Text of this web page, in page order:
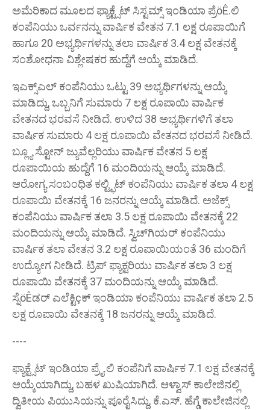
ಅಮೆರಿಕಾದ ಮೂಲದ ಫ್ಯಾಕ್ಟ್ಸೆಟ್ ಸಿಸ್ಟಮ್ಸ್ ಇಂಡಿಯಾ ಪ್ರೆöÊ.ಲಿ
ಕಂಪೆನಿಯು ಒರ್ವನನ್ನು ವಾರ್ಷಿಕ ವೇತನ 7.1 ಲಕ್ಷ ರೂಪಾಯಿಗೆ
ಹಾಗೂ 20 ಅಭ್ಯರ್ಥಿಗಳನ್ನು ತಲಾ ವಾರ್ಷಿಕ 3.4 ಲಕ್ಷ ವೇತನಕ್ಕೆ
ಸಂಶೋಧನಾ ವಿಶ್ಲೇಷಕರ ಹುದ್ದೆಗೆ ಆಯ್ಕೆ ಮಾಡಿದೆ.
ಇಎಕ್ಸ್ಎಲ್ ಕಂಪೆನಿಯು ಒಟ್ಟು 39 ಅಭ್ಯರ್ಥಿಗಳನ್ನು ಆಯ್ಕೆ
ಮಾಡಿದ್ದು, ಒಬ್ಬನಿಗೆ ಸುಮಾರು 7 ಲಕ್ಷ ರೂಪಾಯಿ ವಾರ್ಷಿಕ
ವೇತನದ ಭರವಸೆ ನೀಡಿದೆ. ಉಳಿದ 38 ಅಭ್ಯರ್ಥಿಗಳಿಗೆ ತಲಾ
ವಾರ್ಷಿಕ ಸುಮಾರು 4 ಲಕ್ಷ ರೂಪಾಯಿ ವೇತನದ ಭರವಸೆ ನೀಡಿದೆ.
ಬ್ಲ್ಯೂ ಸ್ಟೋನ್ ಜ್ಯುವೆಲ್ಲರಿಯು ವಾರ್ಷಿಕ ವೇತನ 5 ಲಕ್ಷ
ರೂಪಾಯಿಯ ಹುದ್ದೆಗೆ 16 ಮಂದಿಯನ್ನು ಆಯ್ಕೆ ಮಾಡಿದೆ.
ಆರೋಗ್ಯ ಸಂಬಂಧಿತ ಕಲ್ಟ್ಫಿಟ್ ಕಂಪೆನಿಯು ವಾರ್ಷಿಕ ತಲಾ 4 ಲಕ್ಷ
ರೂಪಾಯಿ ವೇತನಕ್ಕೆ 16 ಜನರನ್ನು ಆಯ್ಕೆ ಮಾಡಿದೆ. ಅಜೆಕ್ಸ್
ಕಂಪೆನಿಯು ವಾರ್ಷಿಕ ತಲಾ 3.5 ಲಕ್ಷ ರೂಪಾಯಿ ವೇತನಕ್ಕೆ 22
ಮಂದಿಯನ್ನು ಆಯ್ಕೆ ಮಾಡಿದೆ. ಸ್ವಿಚ್‌ಗಿಯರ್ ಕಂಪೆನಿಯು
ವಾರ್ಷಿಕ ತಲಾ ವೇತನ 3.2 ಲಕ್ಷ ರೂಪಾಯಿಯಂತೆ 36 ಮಂದಿಗೆ
ಉದ್ಯೋಗ ನೀಡಿದೆ. ಟ್ರಿಪ್ ಫ್ಯಾಕ್ಟರಿಯು ವಾರ್ಷಿಕ ತಲಾ 3 ಲಕ್ಷ
ರೂಪಾಯಿ ವೇತನಕ್ಕೆ 37 ಮಂದಿಯನ್ನು ಆಯ್ಕೆ ಮಾಡಿದೆ.
ಸ್ನೆöÊಡರ್ ಎಲೆಕ್ಟಿçಕ್ ಇಂಡಿಯಾ ಕಂಪೆನಿಯು ವಾರ್ಷಿಕ ತಲಾ 2.5
ಲಕ್ಷ ರೂಪಾಯಿ ವೇತನಕ್ಕೆ 18 ಜನರನ್ನು ಆಯ್ಕೆ ಮಾಡಿದೆ.
----
ಫ್ಯಾಕ್ಟ್ಸೆಟ್ ಇಂಡಿಯಾ ಪ್ರೈ.ಲಿ ಕಂಪೆನಿಗೆ ವಾರ್ಷಿಕ 7.1 ಲಕ್ಷ ವೇತನಕ್ಕೆ
ಆಯ್ಕೆಯಾಗಿದ್ದು, ಬಹಳ ಖುಷಿಯಾಗಿದೆ. ಆಳ್ವಾಸ್ ಕಾಲೇಜಿನಲ್ಲಿ
ದ್ವಿತೀಯ ಪಿಯುಸಿಯನ್ನು ಪೂರೈಸಿದ್ದು, ಕೆ.ಎಸ್. ಹೆಗ್ಡೆ ಕಾಲೇಜಿನಲ್ಲಿ